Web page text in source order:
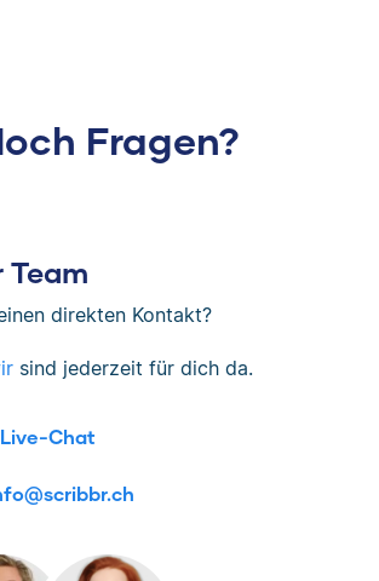
Fragen?
Team
direkten Kontakt?
sind jederzeit für dich da.
Chat